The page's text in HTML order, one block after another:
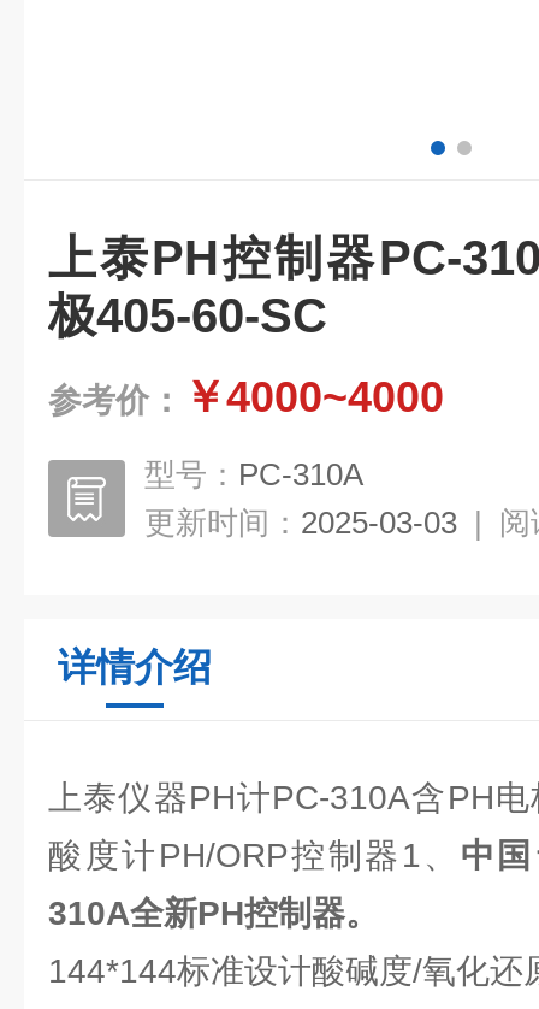
上泰PH控制器PC-
极405-60-SC
参考价： ￥4000~4000
型号： PC-310A
更新时间： 2025-03-03 | 阅
详情介绍
上泰仪器PH计PC-310A含PH
酸度计PH/ORP控制器1、 中
310A全新PH控制器。
144*144标准设计酸碱度/氧化还